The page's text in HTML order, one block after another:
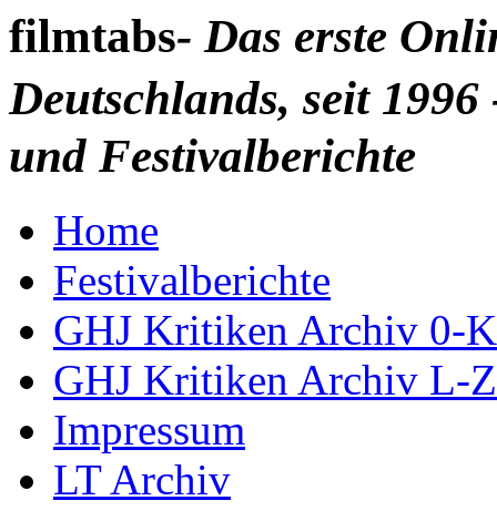
filmtabs- Das erste
Deutschlands, seit
und Festivalberichte
Home
Festivalberichte
GHJ Kritiken Archiv 0-K
GHJ Kritiken Archiv L-Z
Impressum
LT Archiv